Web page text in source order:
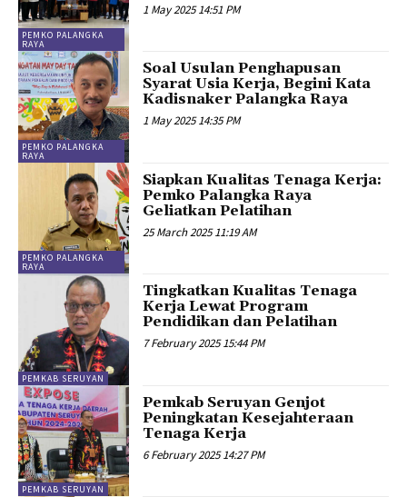
PEMKO PALANGKA
RAYA
1 May 2025 14:51 PM
PEMKO PALANGKA
RAYA
Soal Usulan Penghapusan
Syarat Usia Kerja, Begini Kata
Kadisnaker Palangka Raya
1 May 2025 14:35 PM
PEMKO PALANGKA
RAYA
Siapkan Kualitas Tenaga Kerja:
Pemko Palangka Raya
Geliatkan Pelatihan
25 March 2025 11:19 AM
PEMKAB SERUYAN
Tingkatkan Kualitas Tenaga
Kerja Lewat Program
Pendidikan dan Pelatihan
7 February 2025 15:44 PM
PEMKAB SERUYAN
Pemkab Seruyan Genjot
Peningkatan Kesejahteraan
Tenaga Kerja
6 February 2025 14:27 PM